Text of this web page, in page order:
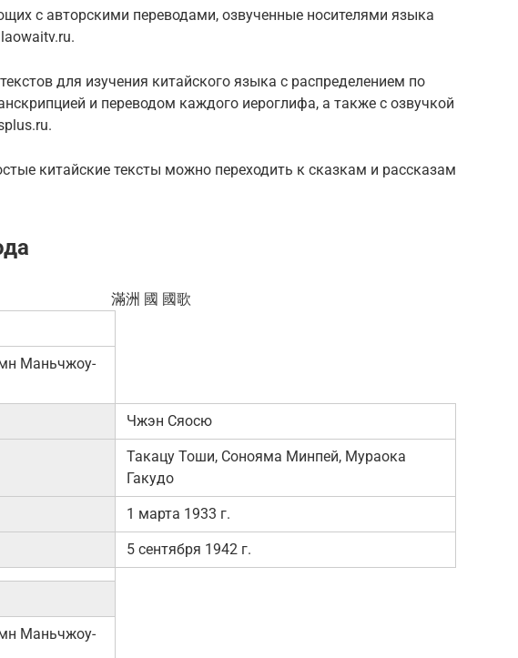
с авторскими переводами, озвученные носителями языка
для изучения китайского языка с распределением по
и переводом каждого иероглифа, а также с озвучкой
китайские тексты можно переходить к сказкам и рассказам
滿洲 國 國歌
Маньчжоу-
Чжэн Сяосю
Такацу Тоши, Сонояма Минпей, Мураока
Гакудо
1 марта 1933 г.
5 сентября 1942 г.
Маньчжоу-